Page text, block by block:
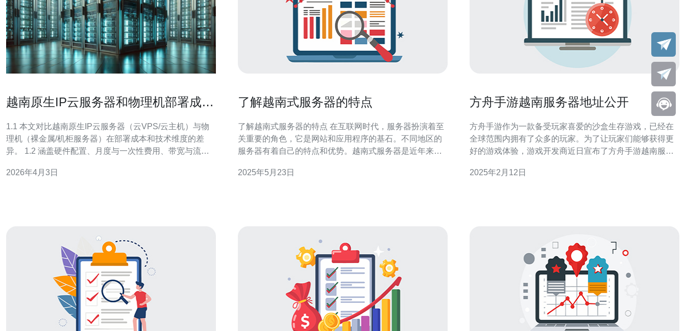
越南原生IP云服务器和物理机部署成本
1.1 本文对比越南原生IP云服务器（云VPS/云主机）与物
理机（裸金属/机柜服务器）在部署成本和技术维度的差
异。 1.2 涵盖硬件配置、月度与一次性费用、带宽与流
目标读者为需要在越南落地服务的SaaS、游戏、视频和电
2026年4月3日
了解越南式服务器的特点
了解越南式服务器的特点 在互联网时代，服务器扮演着至
关重要的角色，它是网站和应用程序的基石。不同地区的
服务器有着自己的特点和优势。越南式服务器是近年来备
呢？本文将为您一一解读。 越南式服务器在性能方面表现
2025年5月23日
方舟手游越南服务器地址公开
方舟手游作为一款备受玩家喜爱的沙盒生存游戏，已经在
全球范围内拥有了众多的玩家。为了让玩家们能够获得更
好的游戏体验，游戏开发商近日宣布了方舟手游越南服务
延迟 方舟手游的服务器地址对于玩家来说非常重要，它决
2025年2月12日